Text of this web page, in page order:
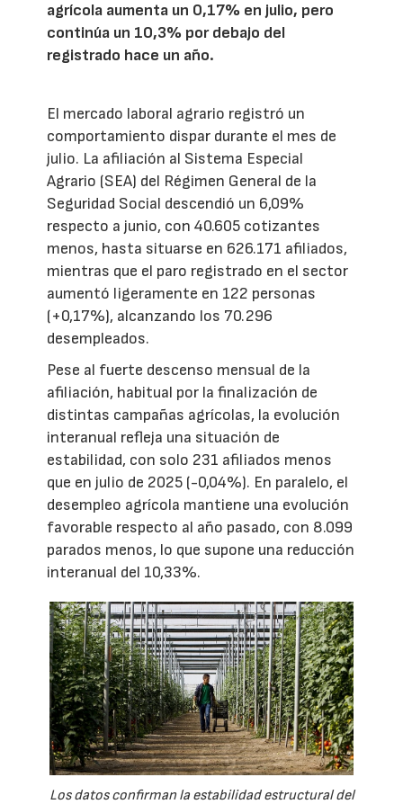
agrícola aumenta un 0,17% en julio, pero
continúa un 10,3% por debajo del
registrado hace un año.
El mercado laboral agrario registró un
comportamiento dispar durante el mes de
julio. La afiliación al Sistema Especial
Agrario (SEA) del Régimen General de la
Seguridad Social descendió un 6,09%
respecto a junio, con 40.605 cotizantes
menos, hasta situarse en 626.171 afiliados,
mientras que el paro registrado en el sector
aumentó ligeramente en 122 personas
(+0,17%), alcanzando los 70.296
desempleados.
Pese al fuerte descenso mensual de la
afiliación, habitual por la finalización de
distintas campañas agrícolas, la evolución
interanual refleja una situación de
estabilidad, con solo 231 afiliados menos
que en julio de 2025 (-0,04%). En paralelo, el
desempleo agrícola mantiene una evolución
favorable respecto al año pasado, con 8.099
parados menos, lo que supone una reducción
interanual del 10,33%.
Los datos confirman la estabilidad estructural del